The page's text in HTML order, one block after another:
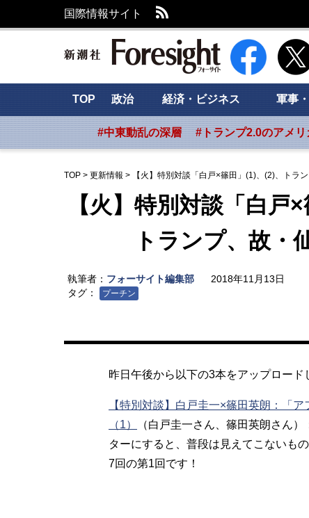
国際情報サイト
新潮社 Foresight
TOP 政治 経済・ビジネス 軍事
#中東動乱の深層 #トランプ2.0のアメリ
TOP > 更新情報 > 【火】特別対談「白戸×篠田」(1)、(2)、トラ
【火】特別対談「白戸
トランプ、故・仙
執筆者： フォーサイト編集部
2018年11月13日
タグ：
プーチン
昨日午後から以下の3本をアップロード
【特別対談】白戸圭一×篠田英朗：「
（1）
（白戸圭一さん、篠田英朗さん
ターにすると、普段は見えてこない
7回の第1回です！